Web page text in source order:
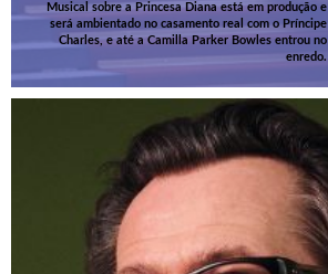
Musical sobre a Princesa Diana está em produção e
será ambientado no casamento real com o Príncipe
Charles, e até a Camilla Parker Bowles entrou no
enredo.